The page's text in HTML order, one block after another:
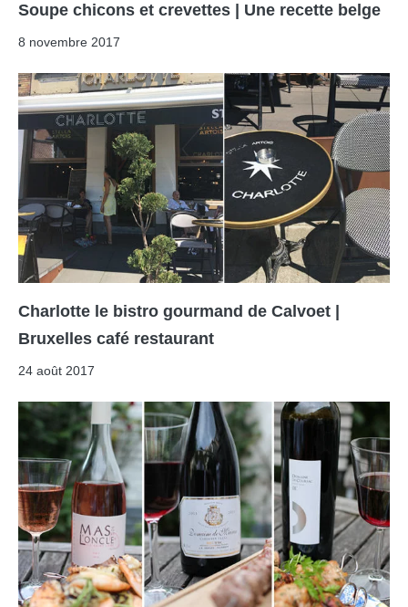
Soupe chicons et crevettes | Une recette belge
8 novembre 2017
Charlotte le bistro gourmand de Calvoet |
Bruxelles café restaurant
24 août 2017